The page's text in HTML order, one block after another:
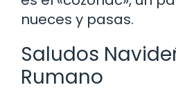
nueces y pasas.
Saludos
Rumano